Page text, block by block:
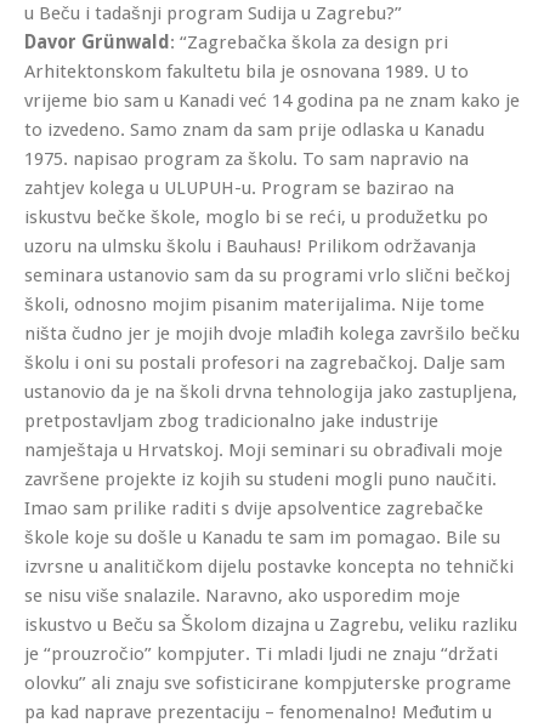
u Beču i tadašnji program Sudija u Zagrebu?”
Davor Grünwald : “Zagrebačka škola za design pri
Arhitektonskom fakultetu bila je osnovana 1989. U to
vrijeme bio sam u Kanadi već 14 godina pa ne znam kako je
to izvedeno. Samo znam da sam prije odlaska u Kanadu
1975. napisao program za školu. To sam napravio na
zahtjev kolega u ULUPUH-u. Program se bazirao na
iskustvu bečke škole, moglo bi se reći, u produžetku po
uzoru na ulmsku školu i Bauhaus! Prilikom održavanja
seminara ustanovio sam da su programi vrlo slični bečkoj
školi, odnosno mojim pisanim materijalima. Nije tome
ništa čudno jer je mojih dvoje mlađih kolega završilo bečku
školu i oni su postali profesori na zagrebačkoj. Dalje sam
ustanovio da je na školi drvna tehnologija jako zastupljena,
pretpostavljam zbog tradicionalno jake industrije
namještaja u Hrvatskoj. Moji seminari su obrađivali moje
završene projekte iz kojih su studeni mogli puno naučiti.
Imao sam prilike raditi s dvije apsolventice zagrebačke
škole koje su došle u Kanadu te sam im pomagao. Bile su
izvrsne u analitičkom dijelu postavke koncepta no tehnički
se nisu više snalazile. Naravno, ako usporedim moje
iskustvo u Beču sa Školom dizajna u Zagrebu, veliku razliku
je “prouzročio” kompjuter. Ti mladi ljudi ne znaju “držati
olovku” ali znaju sve sofisticirane kompjuterske programe
pa kad naprave prezentaciju – fenomenalno! Međutim u